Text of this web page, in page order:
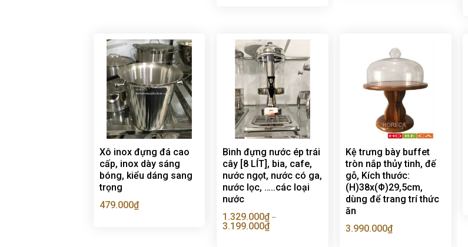
Xô inox đựng đá cao
cấp, inox dày sáng
bóng, kiểu dáng sang
trọng
479.000₫
Bình đựng nước ép trái
cây [8 LÍT], bia, cafe,
nước ngọt, nước có ga,
nước lọc, …..các loại
nước
1.329.000₫–
3.199.000₫
Kệ trưng bày buffet
tròn nắp thủy tinh, đế
gỗ, Kích thước:
(H)38x(Φ)29,5cm,
dùng để trang trí thức
ăn
3.990.000₫